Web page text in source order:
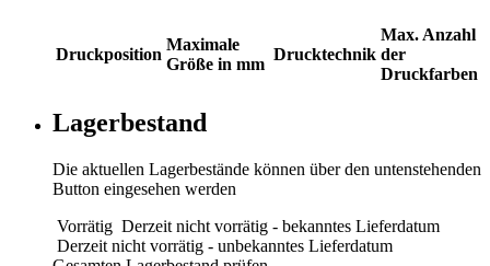
Druckposition
Maximale
Größe in mm
Drucktechnik
Max. Anzahl
der
Druckfarben
Lagerbestand
Die aktuellen Lagerbestände können über den untenstehenden
Button eingesehen werden
Vorrätig Derzeit nicht vorrätig - bekanntes Lieferdatum
Derzeit nicht vorrätig - unbekanntes Lieferdatum